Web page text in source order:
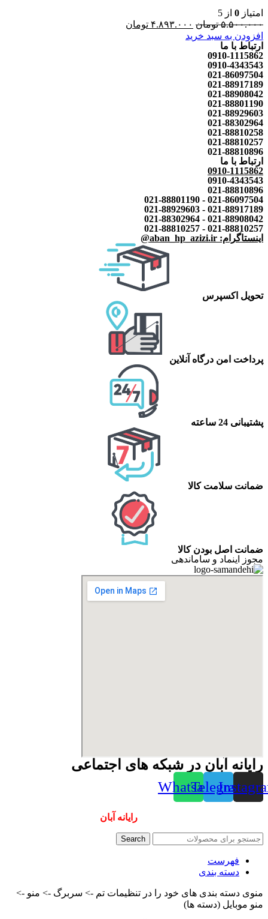
امتیاز 0 از 5
۵.۵۰۰.۰۰۰ تومان ۴.۸۹۳.۰۰۰ تومان
افزودن به سبد خرید
ارتباط با ما
0910-1115862
0910-4343543
021-86097504
021-88917189
021-88908042
021-88801190
021-88929603
021-88302964
021-88810258
021-88810257
021-88810896
ارتباط با ما
0910-1115862
0910-4343543
021-88810896
021-86097504 - 021-88801190
021-88917189 - 021-88929603
021-88908042 - 021-88302964
021-88810257 - 021-88810257
اینستاگرام: aban_hp_azizi.ir@
تحویل اکسپرس
پرداخت امن درگاه آنلاین
پشتیبانی 24 ساعته
ضمانت سلامت کالا
ضمانت اصل بودن کالا
مجوز اینماد و ساماندهی
رایانه آبان در شبکه های اجتماعی
Telegram
Whatsapp
رایانه آبان
Search
فهرست
دسته بندی
منوی دسته بندی های خود را در تنظیمات تم -> سربرگ -> منو ->
منو موبایل (دسته ها)